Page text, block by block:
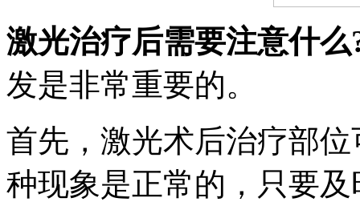
激光治疗后需要注意什么
发是非常重要的。
首先，激光术后治疗部
种现象是正常的，只要